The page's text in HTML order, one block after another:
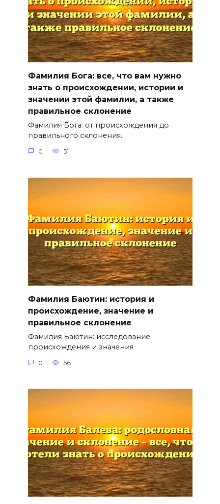
Фамилия Бога: все, что вам нужно
знать о происхождении, истории и
значении этой фамилии, а также
правильное склонение
Фамилия Бога: от происхождения до
правильного склонения.
0 51
Фамилия Баютин: история и
происхождение, значение и
правильное склонение
Фамилия Баютин: исследование
происхождения и значения
0 56